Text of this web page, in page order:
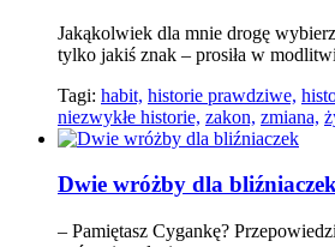
Jakąkolwiek dla mnie drogę
tylko jakiś znak – prosiła w
Tagi: habit, historie prawdziwe,
niezwykłe historie, zakon, zmiana,
Dwie wróżby dla
– Pamiętasz Cygankę?